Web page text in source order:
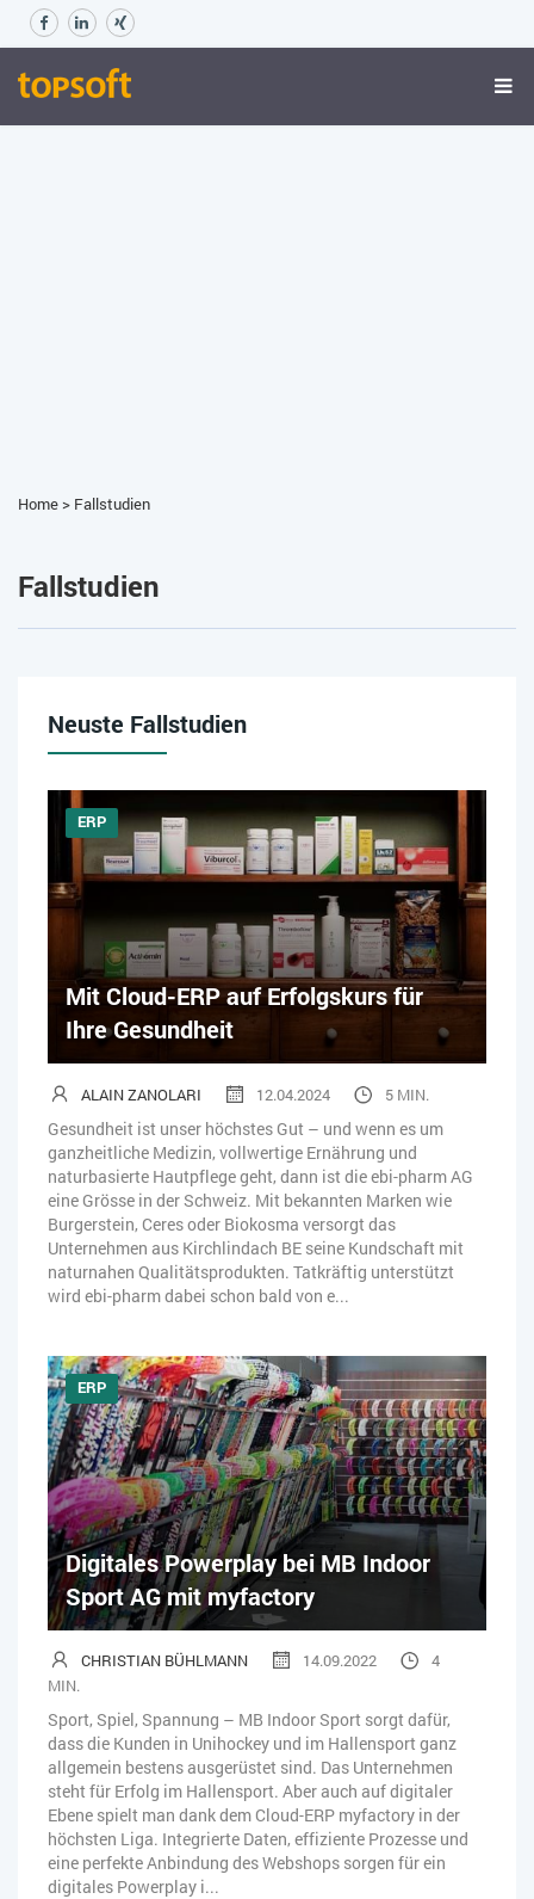
Home> Fallstudien
Fallstudien
Neuste Fallstudien
Mit Cloud-ERP auf Erfolgskurs für
Ihre Gesundheit
ERP
ALAIN ZANOLARI 12.04.2024 5 MIN.
Gesundheit ist unser höchstes Gut – und wenn es um
ganzheitliche Medizin, vollwertige Ernährung und
naturbasierte Hautpflege geht, dann ist die ebi-pharm AG
eine Grösse in der Schweiz. Mit bekannten Marken wie
Burgerstein, Ceres oder Biokosma versorgt das
Unternehmen aus Kirchlindach BE seine Kundschaft mit
naturnahen Qualitätsprodukten. Tatkräftig unterstützt
wird ebi-pharm dabei schon bald von e...
Digitales Powerplay bei MB Indoor
Sport AG mit myfactory
ERP
CHRISTIAN BÜHLMANN 14.09.2022
4
MIN.
Sport, Spiel, Spannung – MB Indoor Sport sorgt dafür,
dass die Kunden in Unihockey und im Hallensport ganz
allgemein bestens ausgerüstet sind. Das Unternehmen
steht für Erfolg im Hallensport. Aber auch auf digitaler
Ebene spielt man dank dem Cloud-ERP myfactory in der
höchsten Liga. Integrierte Daten, effiziente Prozesse und
eine perfekte Anbindung des Webshops sorgen für ein
digitales Powerplay i...